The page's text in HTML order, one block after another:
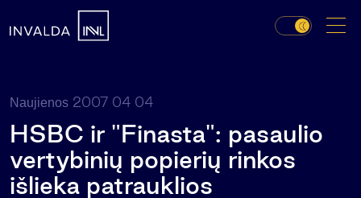
Naujienos 2007 04 04
HSBC ir "Finasta": pasaulio
vertybinių popierių rinkos
išlieka patrauklios